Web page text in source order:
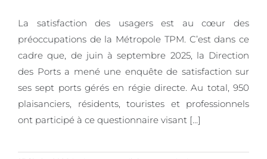
satisfaction 2025
La satisfaction des usagers est au cœur des
préoccupations de la Métropole TPM. C’est dans ce
cadre que, de juin à septembre 2025, la Direction
des Ports a mené une enquête de satisfaction sur
ses sept ports gérés en régie directe. Au total, 950
plaisanciers, résidents, touristes et professionnels
ont participé à ce questionnaire visant [...]